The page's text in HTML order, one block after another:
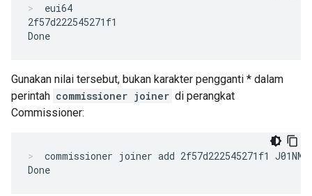
eui64
2f57d222545271f1
Gunakan nilai tersebut, bukan karakter pengganti * dalam
perintah commissioner joiner di perangkat
Commissioner:
commissioner joiner add 2f57d222545271f1 J01NME